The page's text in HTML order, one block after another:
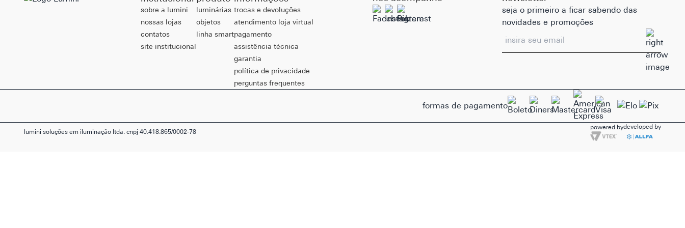
sobre a lumini
nossas lojas
contatos
site institucional
luminárias
objetos
linha smart
trocas e devoluções
atendimento loja virtual
pagamento
assistência técnica
garantia
política de privacidade
perguntas frequentes
seja o primeiro a ficar sabendo das
novidades e promoções
formas de pagamento
lumini soluções em iluminação ltda. cnpj 40.418.865/0002-78
powered bydeveloped by